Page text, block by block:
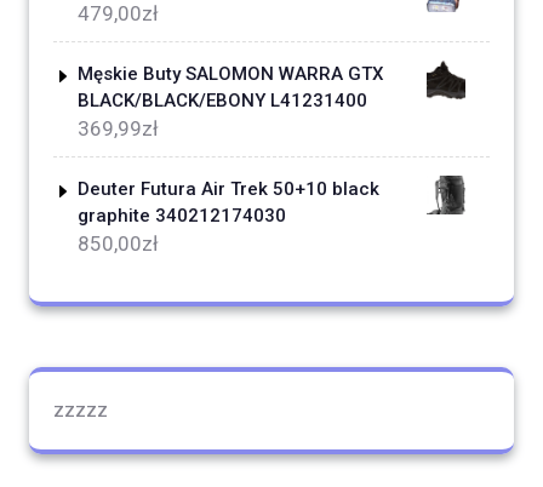
479,00zł
Męskie Buty SALOMON WARRA GTX
BLACK/BLACK/EBONY L41231400
369,99zł
Deuter Futura Air Trek 50+10 black
graphite 340212174030
850,00zł
zzzzz